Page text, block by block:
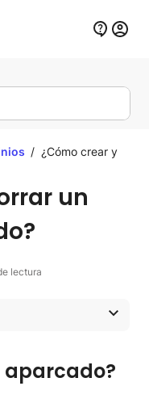
/ ¿Cómo crear y
un
lectura
aparcado?